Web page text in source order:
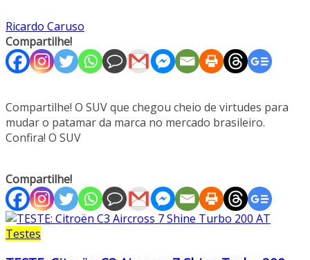
Ricardo Caruso
Compartilhe!
Compartilhe! O SUV que chegou cheio de virtudes para
mudar o patamar da marca no mercado brasileiro.
Confira! O SUV
Compartilhe!
Testes